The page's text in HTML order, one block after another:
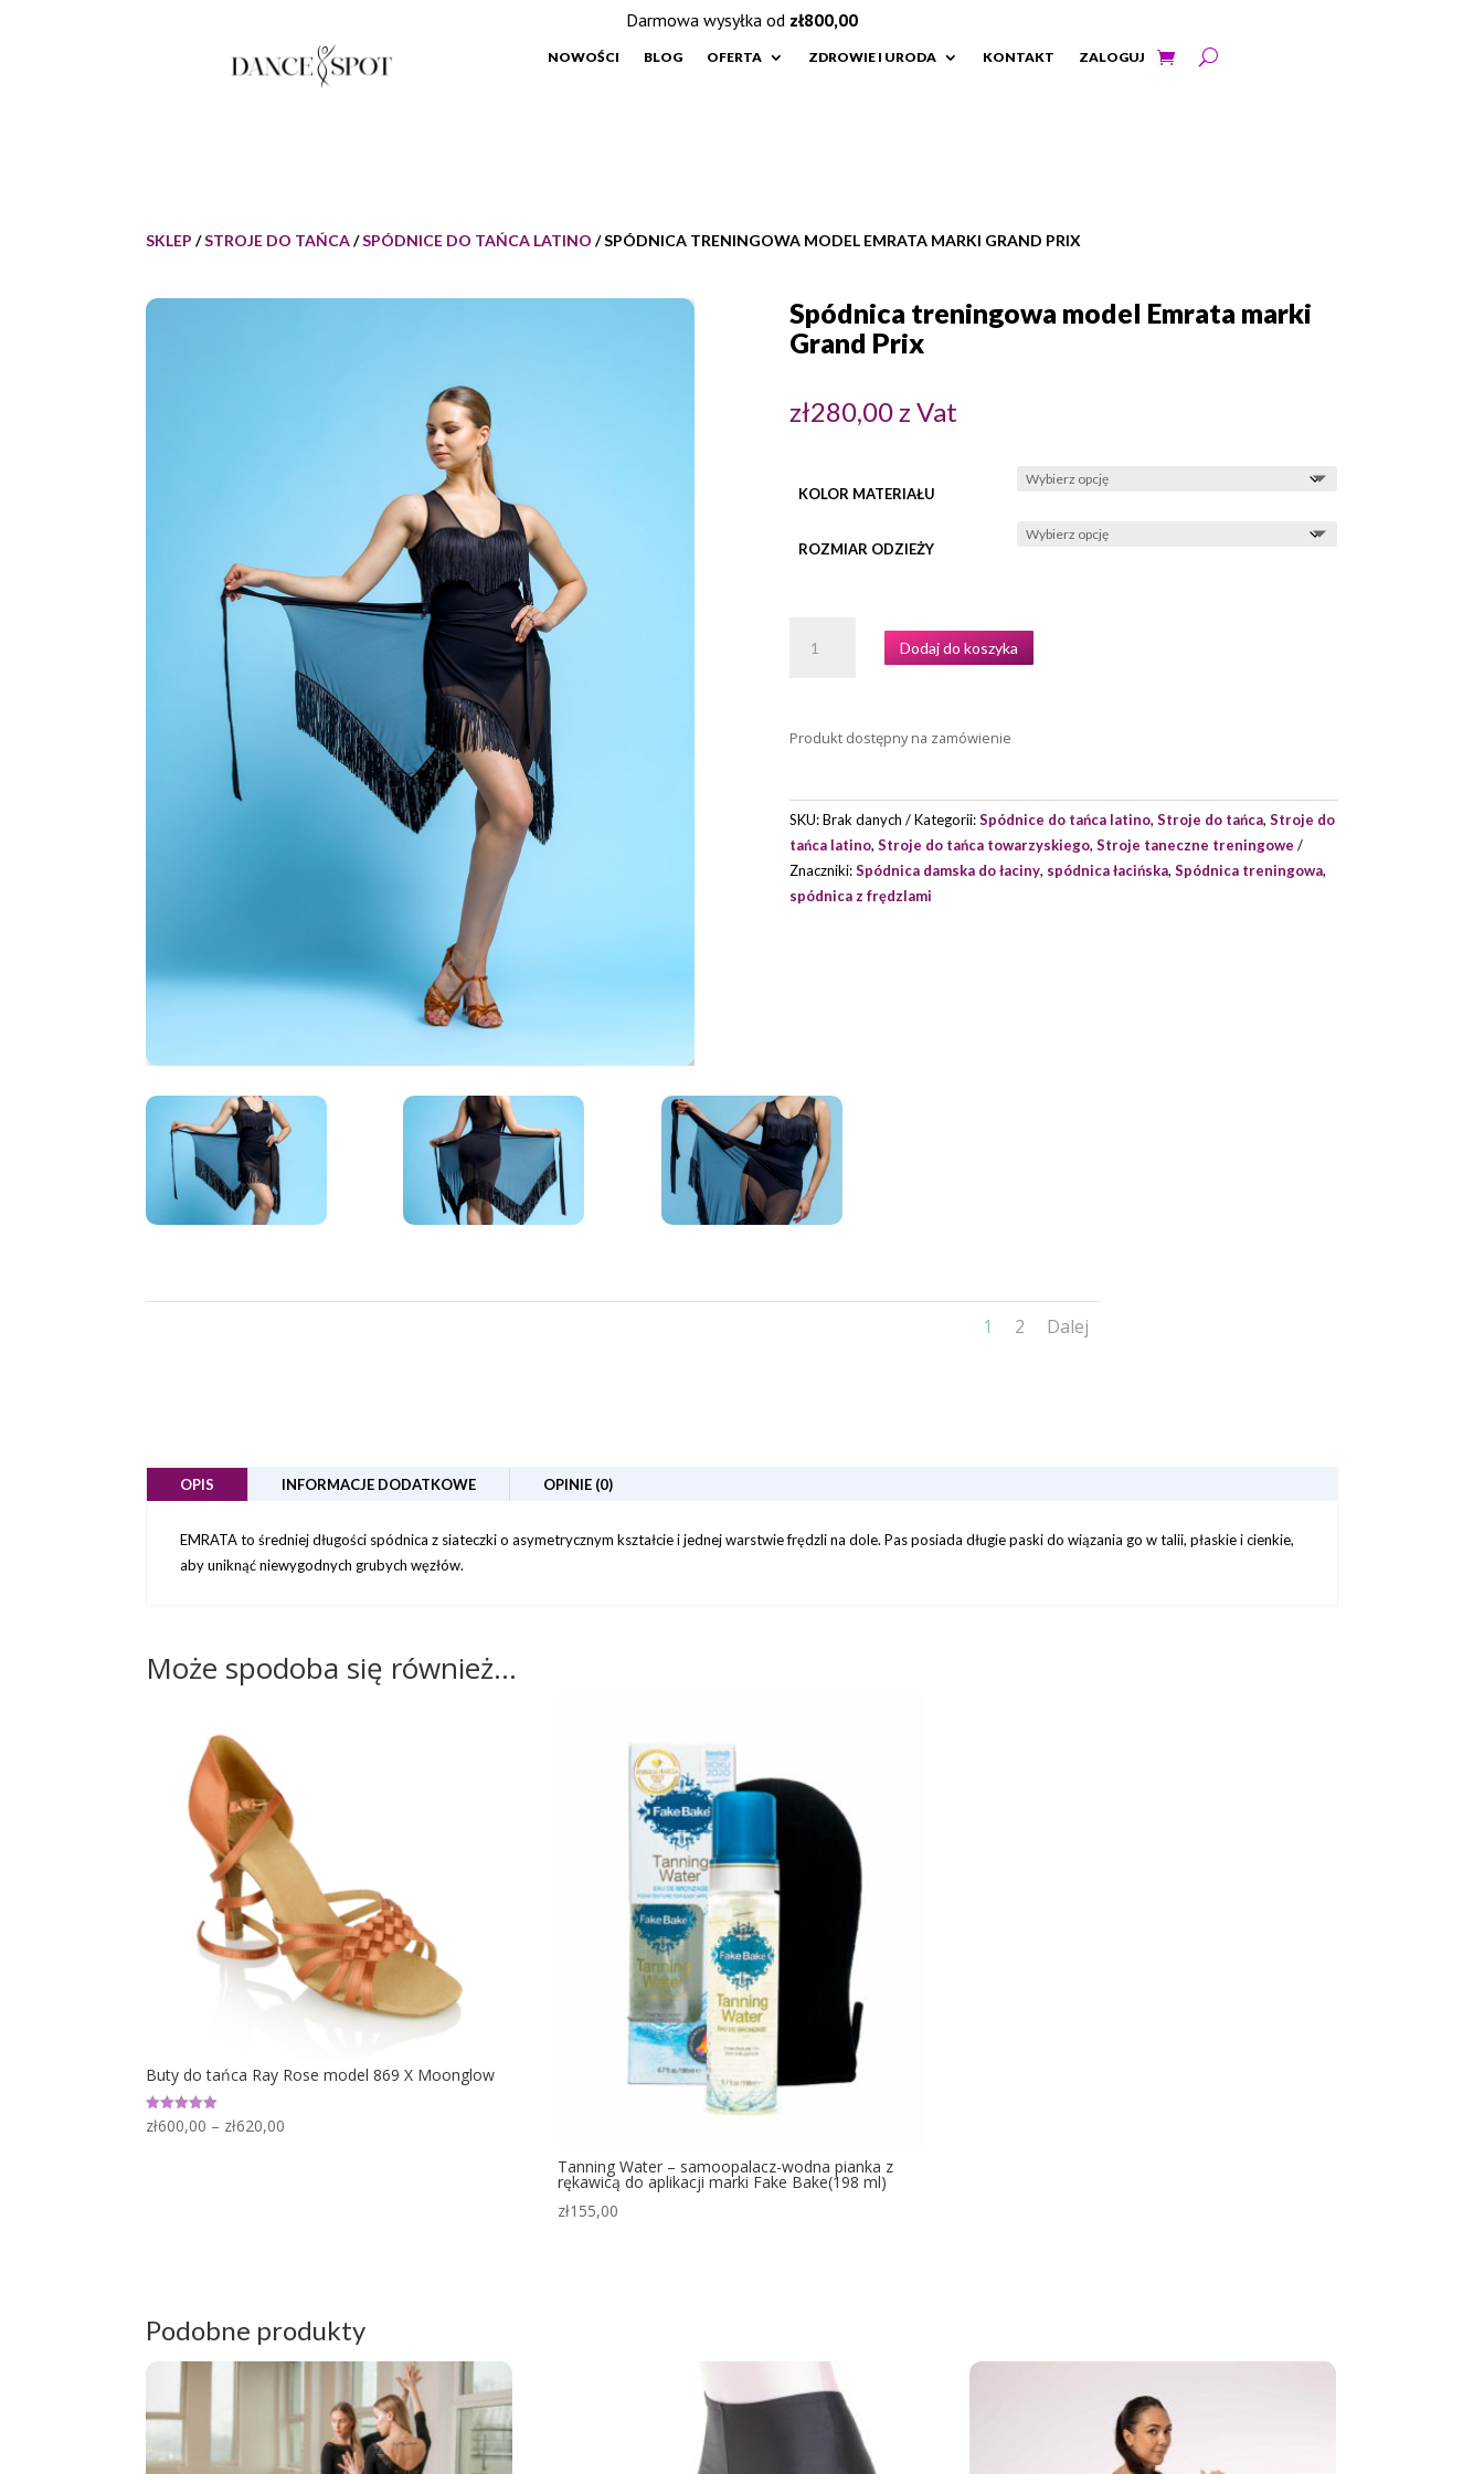
NOWOŚCI BLOG OFERTA ZDROWIE I URODA KONTAKT ZALOGUJ
SKLEP /STROJE DO TAŃCA/SPÓDNICE DO TAŃCA LATINO / SPÓDNICA TRENINGOWA MODEL EMRATA MARKI GRAND PRIX
Spódnica treningowa model Emrata marki
Grand Prix
zł280,00z Vat
KOLOR MATERIAŁU
ROZMIAR ODZIEŻY
SPÓDNICA
EMRATA
PRIX
Dodaj do koszyka
Produkt dostępny na zamówienie
SKU:Brak danych Kategorii:Spódnice do tańca latino,Stroje do tańca,Stroje do
tańca latino,Stroje do tańca towarzyskiego,Stroje taneczne treningowe
Znaczniki:Spódnica damska do łaciny, spódnica łacińska,Spódnica treningowa,
spódnica z frędzlami
1 2 Dalej
OPIS INFORMACJE DODATKOWE OPINIE (0)
EMRATA to średniej długości spódnica z siateczki o asymetrycznym kształcie i jednej warstwie frędzli na dole. Pas posiada długie paski do wiązania go w talii, płaskie i cienkie,
aby uniknąć niewygodnych grubych węzłów.
Może spodoba się również…
Buty do tańca Ray Rose model 869 X Moonglow
Oceniono
5.00
zł600,00 – zł620,00
Tanning Water – samoopalacz-wodna pianka z
rękawicą do aplikacji marki Fake Bake(198 ml)
zł155,00
Podobne produkty
Darmowa wysyłka od zł800,00